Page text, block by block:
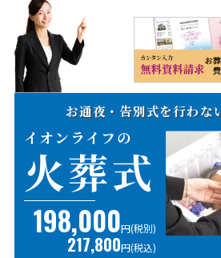
お通夜・告別式を行わな
イオンライフの
火葬式
198,000円(税別)
217,800円(税込)